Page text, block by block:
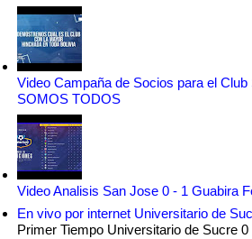
Video Campaña de Socios para el
SOMOS TODOS
Video Analisis San Jose 0 - 1 Guabira
En vivo por internet Universitario de
Primer Tiempo Universitario de Sucre